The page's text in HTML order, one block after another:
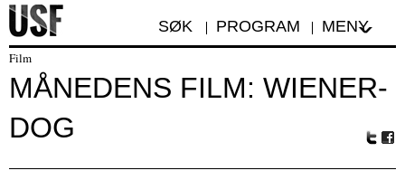
SØK PROGRAM MENY
Film
MÅNEDENS FILM: WIENER-
DOG